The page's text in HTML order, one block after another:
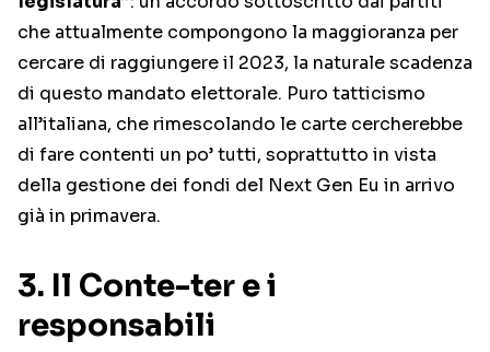
che attualmente compongono la maggioranza per
cercare di raggiungere il 2023, la naturale scadenza
di questo mandato elettorale. Puro tatticismo
all’italiana, che rimescolando le carte cercherebbe
di fare contenti un po’ tutti, soprattutto in vista
della gestione dei fondi del Next Gen Eu in arrivo
già in primavera.
3. Il Conte-ter e i
responsabili